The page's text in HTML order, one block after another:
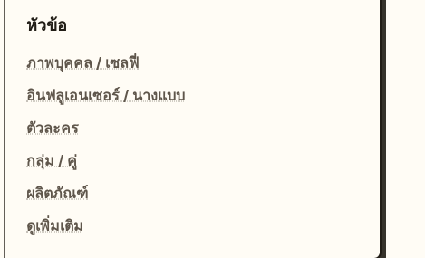
หัวข้อ
ภาพบุคคล / เซลฟี่
อินฟลูเอนเซอร์ / นางแบบ
ตัวละคร
กลุ่ม / คู่
ผลิตภัณฑ์
ดูเพิ่มเติม